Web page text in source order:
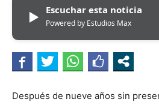
▶ Escuchar esta noticia
Powered by Estudios Max
Después de nueve años sin